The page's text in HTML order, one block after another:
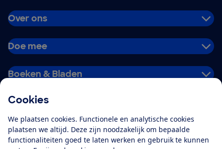
Cookies
We plaatsen cookies. Functionele en analytische cookies
plaatsen we altijd. Deze zijn noodzakelijk om bepaalde
functionaliteiten goed te laten werken en gebruik te kunnen
Over ons
Doe mee
Boeken & Bladen